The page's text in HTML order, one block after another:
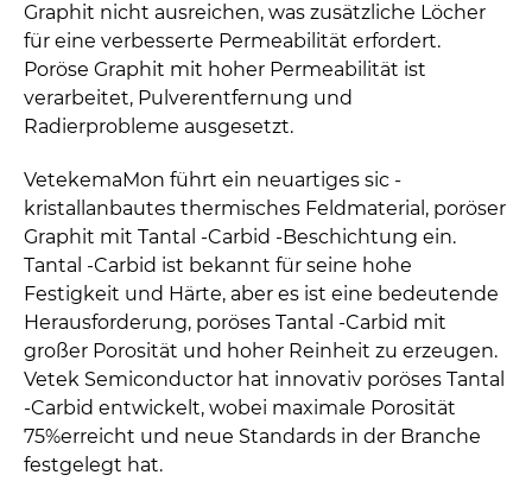
Graphit nicht ausreichen, was zusätzliche Löcher
für eine verbesserte Permeabilität erfordert.
Poröse Graphit mit hoher Permeabilität ist
verarbeitet, Pulverentfernung und
Radierprobleme ausgesetzt.
VetekemaMon führt ein neuartiges sic -
kristallanbautes thermisches Feldmaterial, poröser
Graphit mit Tantal -Carbid -Beschichtung ein.
Tantal -Carbid ist bekannt für seine hohe
Festigkeit und Härte, aber es ist eine bedeutende
Herausforderung, poröses Tantal -Carbid mit
großer Porosität und hoher Reinheit zu erzeugen.
Vetek Semiconductor hat innovativ poröses Tantal
-Carbid entwickelt, wobei maximale Porosität
75%erreicht und neue Standards in der Branche
festgelegt hat.